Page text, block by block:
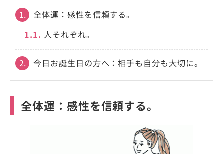
1.
全体運：感性を信頼する。
1.1. 人それぞれ。
2. 今日お誕生日の方へ：相手も自分も大切に。
全体運：感性を信頼する。